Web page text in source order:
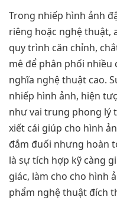
Trong nhiếp hình ảnh
riêng hoặc nghệ thuật,
quy trình căn chỉnh,
mê để phân phối nhiều
nghĩa nghệ thuật cao.
nhiếp hình ảnh, hiện
như vai trung phong lý
xiết cái giúp cho hình
đắm đuối nhưng hoàn
là sự tích hợp kỹ càng
giác, làm cho cho hình
phẩm nghệ thuật đích